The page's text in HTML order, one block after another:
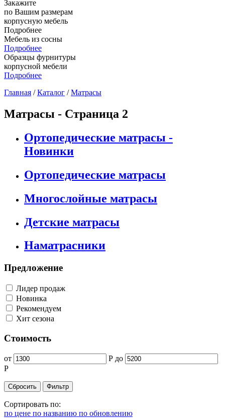
Закажите
по Вашим размерам
корпусную мебель
Подробнее
Мебель из сосны
Подробнее
Образцы фурнитуры
корпусной мебели
Подробнее
Главная /Каталог /Матрасы
Матрасы - Страница 2
Ортопедические матрасы -
Новинки
Ортопедические матрасы
Многослойные матрасы
Детские матрасы
Наматрасники
Предложение
Лидер продаж
Новинка
Рекомендуем
Хит сезона
Стоимость
от Р до
Р
Сортировать по:
по цене по названию по обновлению